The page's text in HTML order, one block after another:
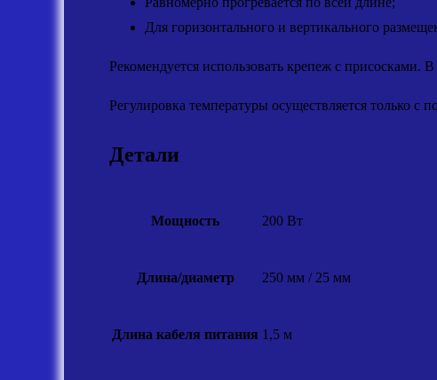
Для горизонтального и вертикального
Рекомендуется использовать крепеж с присосками.
Регулировка температуры осуществляется только
Детали
Мощность 200 Вт
Длина/диаметр 250 мм / 25 мм
Длина кабеля питания 1,5 м